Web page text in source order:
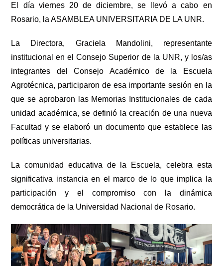
El día viernes 20 de diciembre, se llevó a cabo en
Rosario, la ASAMBLEA UNIVERSITARIA DE LA UNR.
La Directora, Graciela Mandolini, representante
institucional en el Consejo Superior de la UNR, y los/as
integrantes del Consejo Académico de la Escuela
Agrotécnica, participaron de esa importante sesión en la
que se aprobaron las Memorias Institucionales de cada
unidad académica, se definió la creación de una nueva
Facultad y se elaboró un documento que establece las
políticas universitarias.
La comunidad educativa de la Escuela, celebra esta
significativa instancia en el marco de lo que implica la
participación y el compromiso con la dinámica
democrática de la Universidad Nacional de Rosario.